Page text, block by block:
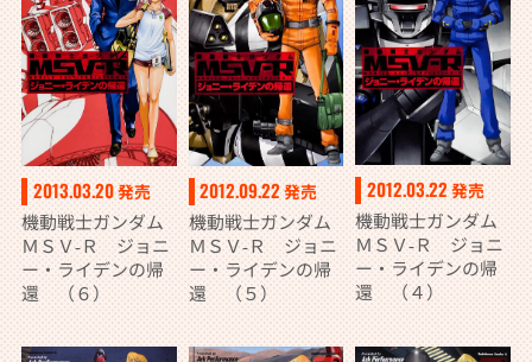
2013.03.20発売
機動戦士ガンダム
ＭＳＶ‐Ｒ ジョニ
ー・ライデンの帰
還 （６）
2012.09.22発売
機動戦士ガンダム
ＭＳＶ‐Ｒ ジョニ
ー・ライデンの帰
還 （５）
2012.03.22 発売
機動戦士ガンダム
ＭＳＶ‐Ｒ ジョニ
ー・ライデンの帰
還 （４）